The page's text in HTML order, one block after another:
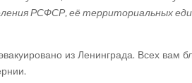
РСФСР, её территориальных
из Ленинграда. Всех вам